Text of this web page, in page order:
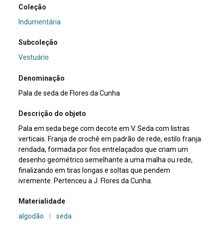
Coleção
Indumentária
Subcoleção
Vestuário
Denominação
Pala de seda de Flores da Cunha
Descrição do objeto
Pala em seda bege com decote em V. Seda com listras
verticais. Franja de crochê em padrão de rede, estilo franja
rendada, formada por fios entrelaçados que criam um
desenho geométrico semelhante a uma malha ou rede,
finalizando em tiras longas e soltas que pendem
ivremente. Pertenceu a J. Flores da Cunha.
Materialidade
algodão
seda